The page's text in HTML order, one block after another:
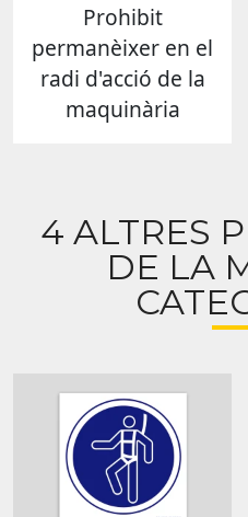
Prohibit
permanèixer en el
radi d'acció de la
maquinària
4 ALTRES
DE LA